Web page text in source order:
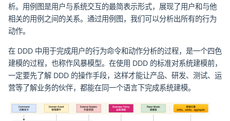
析。用例图是用户与系统交互的最简表示形式，展现了用户和与他
相关的用例之间的关系。通过用例图，我们可以分析出所有的行为
动作。
在 DDD 中用于完成用户的行为命令和动作分析的过程，是一个四色
建模的过程，也称作风暴模型。在使用 DDD 的标准对系统建模前，
一定要先了解 DDD 的操作手段，这样才能让产品、研发、测试、运
营等了解业务的伙伴，都能在同一个语言下完成系统建模。